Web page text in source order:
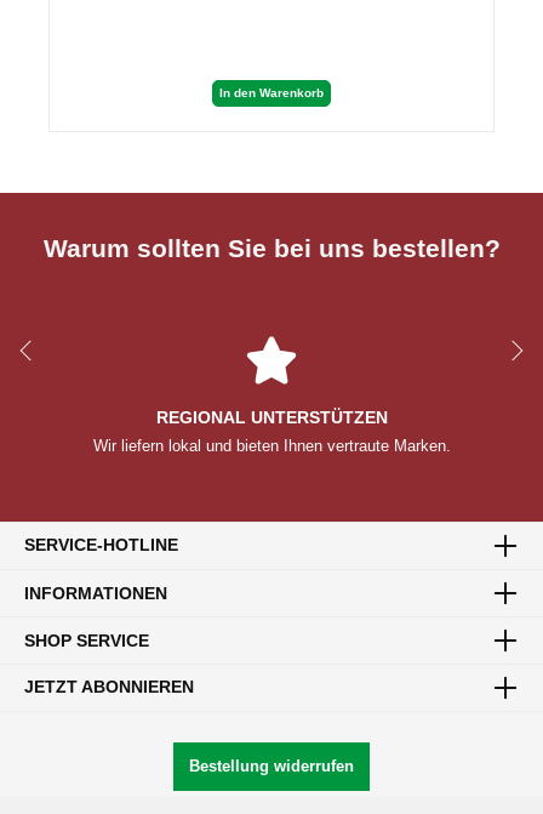
In den Warenkorb
Warum sollten Sie bei uns bestellen?
REGIONAL UNTERSTÜTZEN
Wir liefern lokal und bieten Ihnen vertraute Marken.
SERVICE-HOTLINE
INFORMATIONEN
SHOP SERVICE
JETZT ABONNIEREN
Bestellung widerrufen